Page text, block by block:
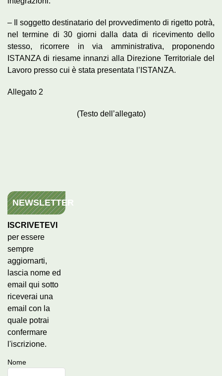
– Il soggetto destinatario del provvedimento di rigetto potrà,
nel termine di 30 giorni dalla data di ricevimento dello
stesso, ricorrere in via amministrativa, proponendo
ISTANZA di riesame innanzi alla Direzione Territoriale del
Lavoro presso cui è stata presentata l’ISTANZA.
Allegato 2
(Testo dell’allegato)
NEWSLETTER
ISCRIVETEVI
per essere
sempre
aggiornarti,
lascia nome ed
email qui sotto
riceverai una
email con la
quale potrai
confermare
l'iscrizione.
Nome